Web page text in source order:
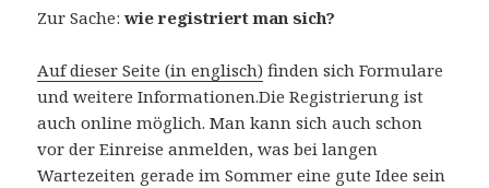
Zur Sache:wie registriert man sich?
Auf dieser Seite (in englisch) finden sich Formulare
und weitere Informationen.Die Registrierung ist
auch online möglich. Man kann sich auch schon
vor der Einreise anmelden, was bei langen
Wartezeiten gerade im Sommer eine gute Idee sein